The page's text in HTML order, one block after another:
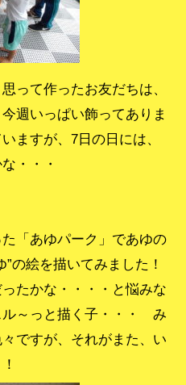
って作ったお友だちは、
週いっぱい飾ってありま
ますが、7日の日には、
・・・
「あゆパーク」であゆの
の絵を描いてみました！
かな・・・・と悩みな
～っと描く子・・・ み
ですが、それがまた、い